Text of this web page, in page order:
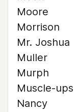
Moore
Morrison
Mr. Joshua
Muller
Murph
Muscle-ups
Nancy